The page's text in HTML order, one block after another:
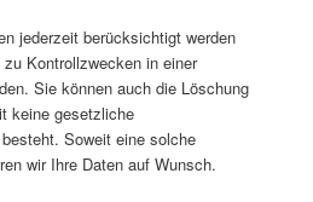
jederzeit berücksichtigt werden
Kontrollzwecken in einer
Sie können auch die Löschung
keine gesetzliche
Soweit eine solche
wir Ihre Daten auf Wunsch.